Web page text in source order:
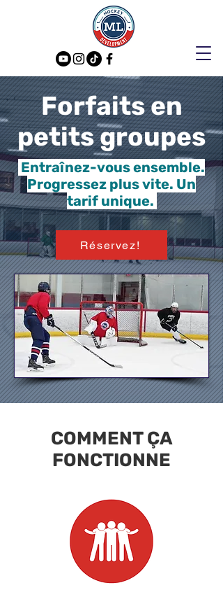
Forfaits en
petits groupes
Entraînez-vous ensemble.
Progressez plus vite. Un
tarif unique.
Réservez!
COMMENT ÇA
FONCTIONNE